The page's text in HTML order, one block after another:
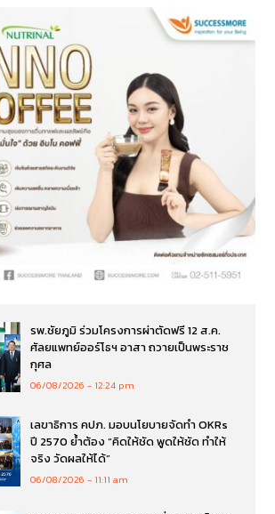
รพ.ชัยภูมิ ร่วมโครงการผ่าตัดฟรี 12 ส.ค.
ศัลยแพทย์ออร์โธฯ อาสา ถวายเป็นพระราช
กุศล
06/08/2026 12:24 pm
เลขาธิการ คปภ. มอบนโยบายจัดทำ OKRs
ปี 2570 ย้ำต้อง “คิดให้ชัด พูดให้ชัด ทำให้
จริง วัดผลให้ได้”
06/08/2026 11:11 am